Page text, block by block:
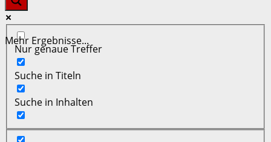
Mehr Ergebnisse...
Nur genaue Treffer
Suche in Titeln
Suche in Inhalten